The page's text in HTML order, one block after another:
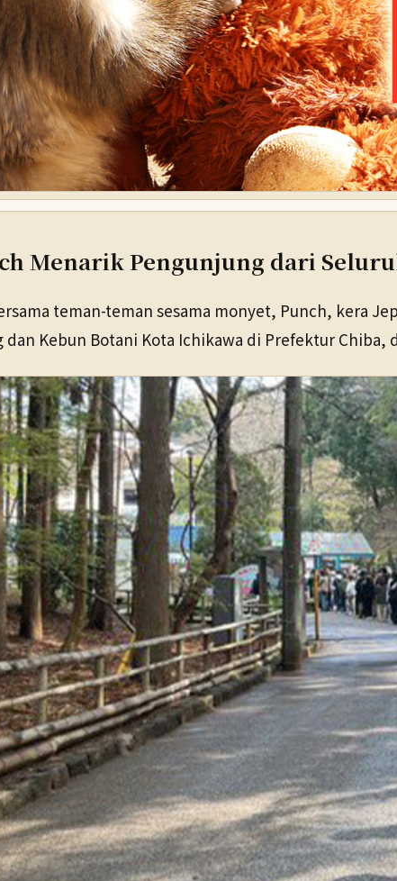
Menarik Pengunjung dari
teman-teman sesama monyet, Punch, kera
dan Kebun Botani Kota Ichikawa di Prefektur Chiba,